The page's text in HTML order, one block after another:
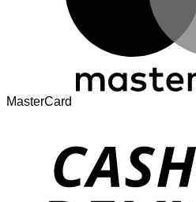
MasterCard